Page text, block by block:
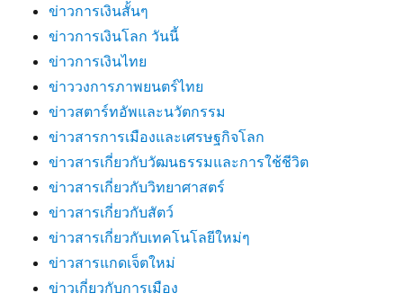
ข่าวการเงินสั้นๆ
ข่าวการเงินโลก วันนี้
ข่าวการเงินไทย
ข่าววงการภาพยนตร์ไทย
ข่าวสตาร์ทอัพและนวัตกรรม
ข่าวสารการเมืองและเศรษฐกิจโลก
ข่าวสารเกี่ยวกับวัฒนธรรมและการใช้ชีวิต
ข่าวสารเกี่ยวกับวิทยาศาสตร์
ข่าวสารเกี่ยวกับสัตว์
ข่าวสารเกี่ยวกับเทคโนโลยีใหม่ๆ
ข่าวสารแกดเจ็ตใหม่
ข่าวเกี่ยวกับการเมือง